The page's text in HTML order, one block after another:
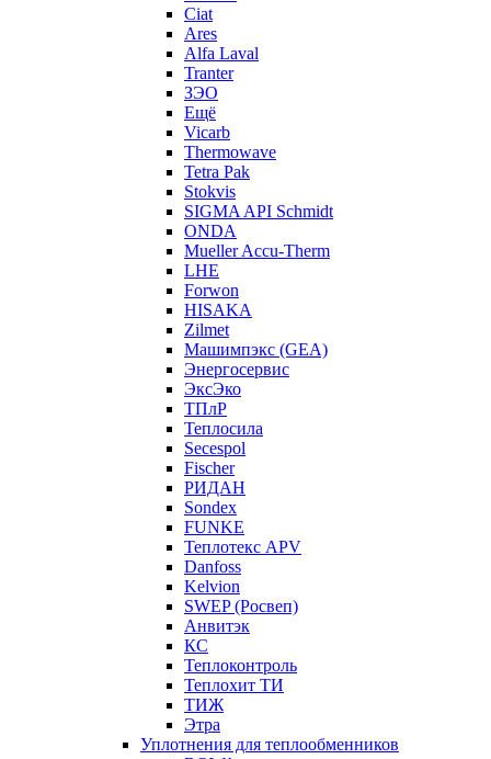
Ciat
Ares
Alfa Laval
Tranter
ЗЭО
Ещё
Vicarb
Thermowave
Tetra Pak
Stokvis
SIGMA API Schmidt
ONDA
Mueller Accu-Therm
LHE
Forwon
HISAKA
Zilmet
Машимпэкс (GEA)
Энергосервис
ЭксЭко
ТПлР
Теплосила
Secespol
Fischer
РИДАН
Sondex
FUNKE
Теплотекс APV
Danfoss
Kelvion
SWEP (Росвеп)
Анвитэк
КС
Теплоконтроль
Теплохит ТИ
ТИЖ
Этра
Уплотнения для теплообменников